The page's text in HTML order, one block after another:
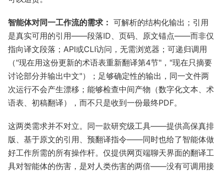
智能体对同一工作流的需求： 可解析的结构化输出；引用
是真实可用的引用——段落ID、页码、原文锚点——而非仅
指向译文段落；API或CLI访问，无需浏览器；可递归调用
（"现在用这份更新的术语表重新翻译第4节"，"现在只摘要
讨论部分并输出中文"）；足够确定性的输出，同一文件两
次运行不会产生漂移；能够检查中间产物（数字化文本、术
语表、初稿翻译），而不只是收到一份最终PDF。
这两类需求并不对立。同一款研究级工具——提供高保真排
版、基于原文的引用、预翻译指令——同时也给了智能体做
好工作所需的所有操作杆。仅提供网页端聊天界面的翻译工
具对智能体的伤害，是对人类伤害的两倍——没有可调用接